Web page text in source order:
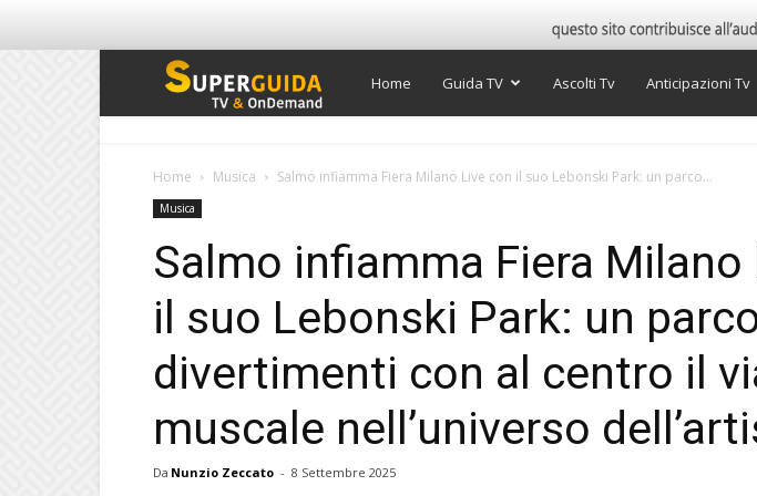
Super
Home Guida TV Ascolti Tv Anticipazioni Tv
Home Musica Salmo infiamma Fiera Milano Live con il suo Lebonski Park: un parco...
Musica
Salmo infiamma Fiera Milano
il suo Lebonski Park: un
divertimenti con al centro il
muscale nell’universo
Da Nunzio Zeccato - 8 Settembre 2025